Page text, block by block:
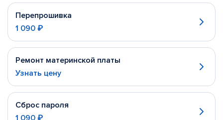
Перепрошивка
1 090 ₽
Ремонт материнской платы
Узнать цену
Сброс пароля
1 090 ₽